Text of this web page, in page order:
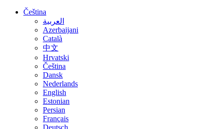
Čeština
العربية
Azerbaijani
Català
中文
Hrvatski
Čeština
Dansk
Nederlands
English
Estonian
Persian
Français
Deutsch